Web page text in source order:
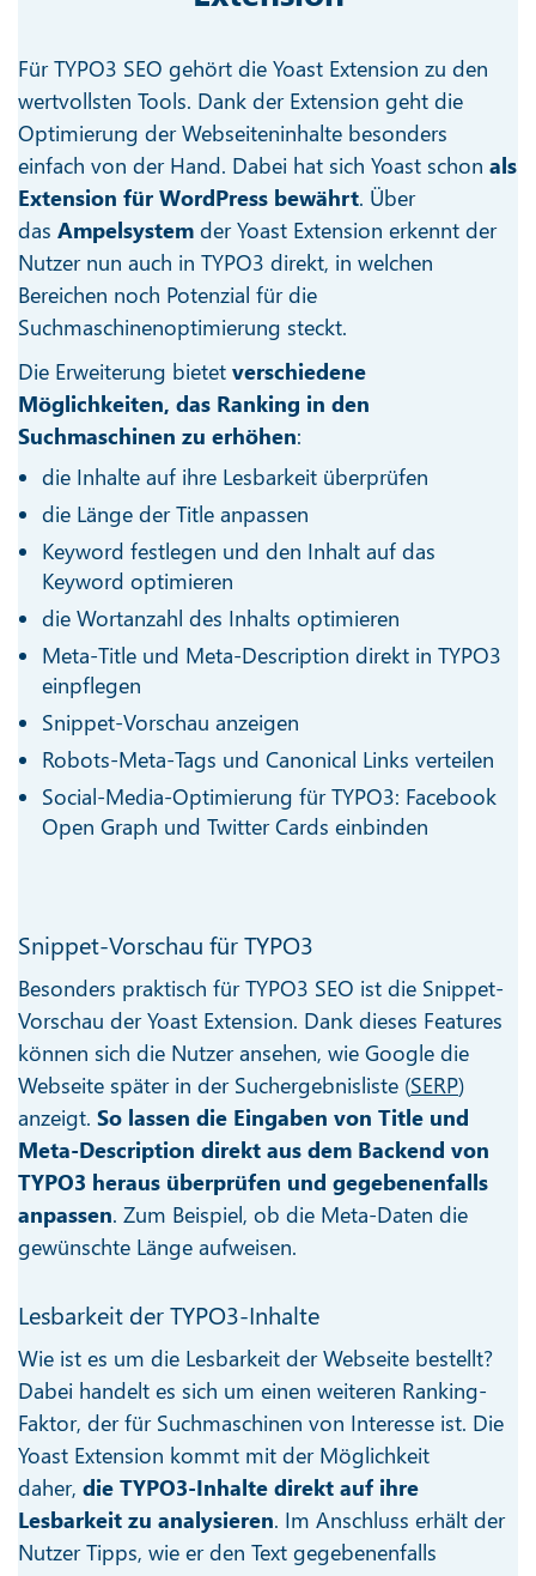
Für TYPO3 SEO gehört die Yoast Extension zu den
wertvollsten Tools. Dank der Extension geht die
Optimierung der Webseiteninhalte besonders
einfach von der Hand. Dabei hat sich Yoast schon als
Extension für WordPress bewährt. Über
das Ampelsystem der Yoast Extension erkennt der
Nutzer nun auch in TYPO3 direkt, in welchen
Bereichen noch Potenzial für die
Suchmaschinenoptimierung steckt.
Die Erweiterung bietet verschiedene
Möglichkeiten, das Ranking in den
Suchmaschinen zu erhöhen:
die Inhalte auf ihre Lesbarkeit überprüfen
die Länge der Title anpassen
Keyword festlegen und den Inhalt auf das
Keyword optimieren
die Wortanzahl des Inhalts optimieren
Meta-Title und Meta-Description direkt in TYPO3
einpflegen
Snippet-Vorschau anzeigen
Robots-Meta-Tags und Canonical Links verteilen
Social-Media-Optimierung für TYPO3: Facebook
Open Graph und Twitter Cards einbinden
Snippet-Vorschau für TYPO3
Besonders praktisch für TYPO3 SEO ist die Snippet-
Vorschau der Yoast Extension. Dank dieses Features
können sich die Nutzer ansehen, wie Google die
Webseite später in der Suchergebnisliste (SERP)
anzeigt. So lassen die Eingaben von Title und
Meta-Description direkt aus dem Backend von
TYPO3 heraus überprüfen und gegebenenfalls
anpassen. Zum Beispiel, ob die Meta-Daten die
gewünschte Länge aufweisen.
Lesbarkeit der TYPO3-Inhalte
Wie ist es um die Lesbarkeit der Webseite bestellt?
Dabei handelt es sich um einen weiteren Ranking-
Faktor, der für Suchmaschinen von Interesse ist. Die
Yoast Extension kommt mit der Möglichkeit
daher, die TYPO3-Inhalte direkt auf ihre
Lesbarkeit zu analysieren. Im Anschluss erhält der
Nutzer Tipps, wie er den Text gegebenenfalls